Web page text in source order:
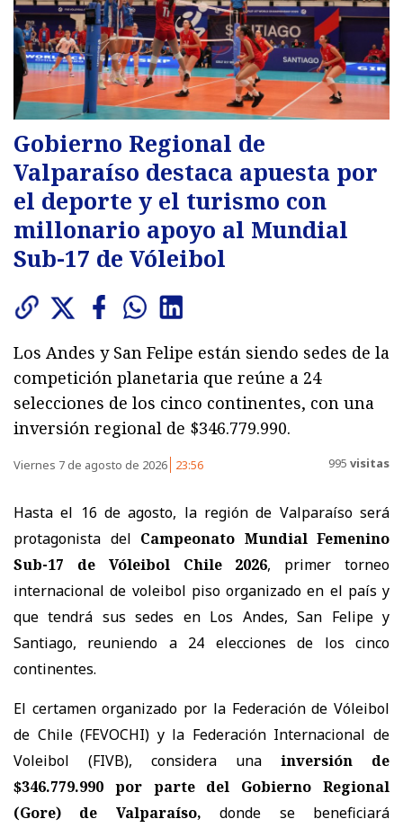
Gobierno Regional de
Valparaíso destaca apuesta por
el deporte y el turismo con
millonario apoyo al Mundial
Sub-17 de Vóleibol
Los Andes y San Felipe están siendo sedes de la
competición planetaria que reúne a 24
selecciones de los cinco continentes, con una
inversión regional de $346.779.990.
Viernes 7 de agosto de 2026 23:56 995 visitas
Hasta el 16 de agosto, la región de Valparaíso será
protagonista del Campeonato Mundial Femenino
Sub-17 de Vóleibol Chile 2026, primer torneo
internacional de voleibol piso organizado en el país y
que tendrá sus sedes en Los Andes, San Felipe y
Santiago, reuniendo a 24 elecciones de los cinco
continentes.
El certamen organizado por la Federación de Vóleibol
de Chile (FEVOCHI) y la Federación Internacional de
Voleibol (FIVB), considera una
inversión de
$346.779.990 por parte del Gobierno Regional
(Gore) de Valparaíso,
donde se beneficiará